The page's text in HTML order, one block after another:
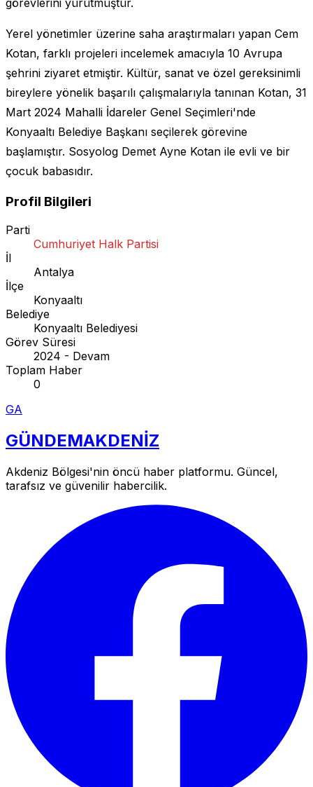
Yerel yönetimler üzerine saha araştırmaları yapan Cem
Kotan, farklı projeleri incelemek amacıyla 10 Avrupa
şehrini ziyaret etmiştir. Kültür, sanat ve özel gereksinimli
bireylere yönelik başarılı çalışmalarıyla tanınan Kotan, 31
Mart 2024 Mahalli İdareler Genel Seçimleri'nde
Konyaaltı Belediye Başkanı seçilerek görevine
başlamıştır. Sosyolog Demet Ayne Kotan ile evli ve bir
çocuk babasıdır.
Profil Bilgileri
Parti
Cumhuriyet Halk Partisi
İl
Antalya
İlçe
Konyaaltı
Belediye
Konyaaltı Belediyesi
Görev Süresi
2024 - Devam
Toplam Haber
0
GA
GÜNDEMAKDENİZ
Akdeniz Bölgesi'nin öncü haber platformu. Güncel,
tarafsız ve güvenilir habercilik.